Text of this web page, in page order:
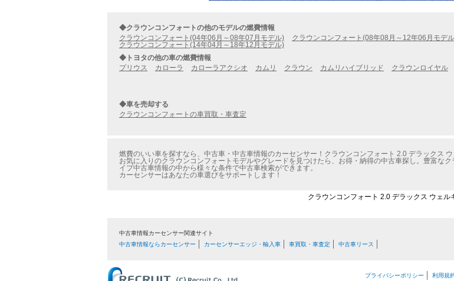
◆クラウンコンフォートの他のモデルの燃費情報
クラウンコンフォート(04年06月～08年07月モデル)
クラウンコンフォート(08年08月～12年06月モデ
クラウンコンフォート(14年04月～18年12月モデル)
◆トヨタの他の車の燃費情報
プリウス
カローラ カローラアクシオ カムリ クラウン カムリハイブリッド クラウンロイヤル
◆車を売却する
クラウンコンフォートの車買取・車査定
燃費のいい車を探すなら、中古車・中古車情報のカーセンサー！クラウンコンフォート 2.0 デラックス
お気に入りのクラウンコンフォートモデルやグレードを見つけたら、お得・納得の中古車探し。豊富な
イプ中古車情報の中から様々な条件で中古車検索ができます。
カーセンサーはあなたの車選びをサポートします！
クラウンコンフォート 2.0 デラックス ウェ
中古車情報カーセンサー関連サイト
中古車情報ならカーセンサー
カーセンサーエッジ・輸入車 車買取・車査定 中古車リース
プライバシーポリシー 利用規